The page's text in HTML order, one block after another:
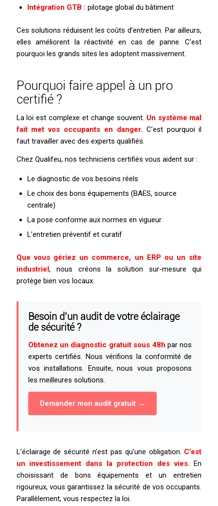
Intégration GTB : pilotage global du bâtiment
Ces solutions réduisent les coûts d’entretien. Par ailleurs,
elles améliorent la réactivité en cas de panne. C’est
pourquoi les grands sites les adoptent massivement.
Pourquoi faire appel à un pro
certifié ?
La loi est complexe et change souvent. Un système mal
fait met vos occupants en danger. C’est pourquoi il
faut travailler avec des experts qualifiés.
Chez Qualifeu, nos techniciens certifiés vous aident sur :
Le diagnostic de vos besoins réels
Le choix des bons équipements (BAES, source
centrale)
La pose conforme aux normes en vigueur
L’entretien préventif et curatif
Que vous gériez un commerce, un ERP ou un site
industriel, nous créons la solution sur-mesure qui
protège bien vos locaux.
Besoin d’un audit de votre éclairage
de sécurité ?
Obtenez un diagnostic gratuit sous 48h par nos
experts certifiés. Nous vérifions la conformité de
vos installations. Ensuite, nous vous proposons
les meilleures solutions.
Demander mon audit gratuit →
L’éclairage de sécurité n’est pas qu’une obligation. C’est
un investissement dans la protection des vies. En
choisissant de bons équipements et un entretien
rigoureux, vous garantissez la sécurité de vos occupants.
Parallèlement, vous respectez la loi.